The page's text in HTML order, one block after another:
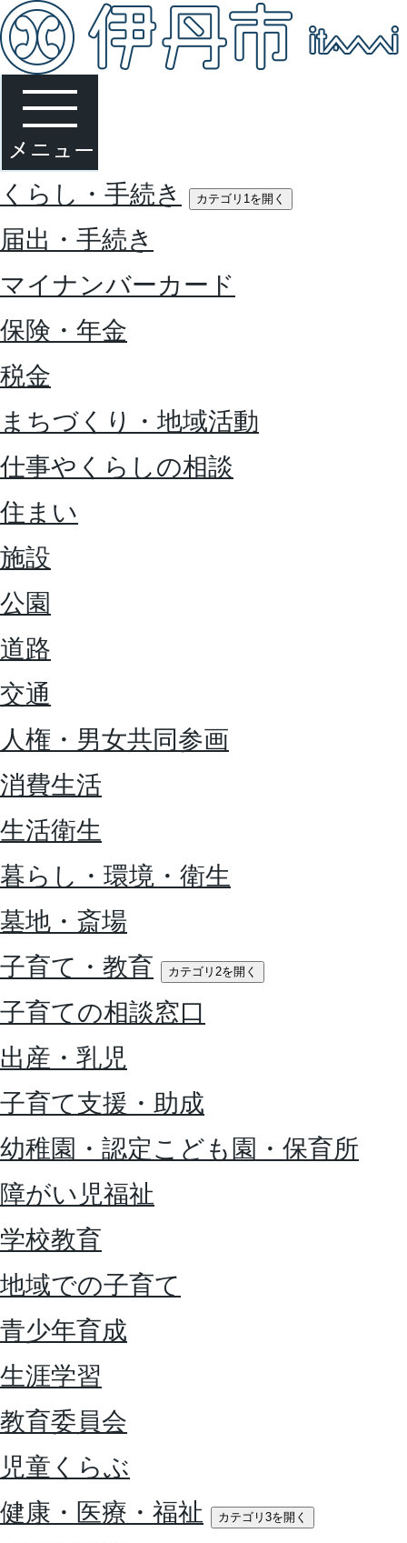
くらし・手続き カテゴリ1を開く
届出・手続き
マイナンバーカード
保険・年金
税金
まちづくり・地域活動
仕事やくらしの相談
住まい
施設
公園
道路
交通
人権・男女共同参画
消費生活
生活衛生
暮らし・環境・衛生
墓地・斎場
子育て・教育
カテゴリ2を開く
子育ての相談窓口
出産・乳児
子育て支援・助成
幼稚園・認定こども園・保育所
障がい児福祉
学校教育
地域での子育て
青少年育成
生涯学習
教育委員会
児童くらぶ
健康・医療・福祉
カテゴリ3を開く